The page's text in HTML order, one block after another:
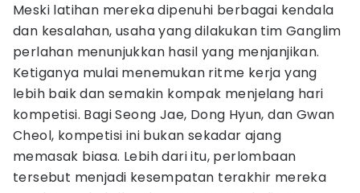
Meski latihan mereka dipenuhi berbagai kendala
dan kesalahan, usaha yang dilakukan tim Ganglim
perlahan menunjukkan hasil yang menjanjikan.
Ketiganya mulai menemukan ritme kerja yang
lebih baik dan semakin kompak menjelang hari
kompetisi. Bagi Seong Jae, Dong Hyun, dan Gwan
Cheol, kompetisi ini bukan sekadar ajang
memasak biasa. Lebih dari itu, perlombaan
tersebut menjadi kesempatan terakhir mereka